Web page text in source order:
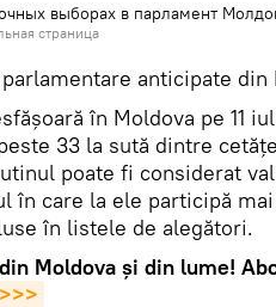
выборах в парламент
страница
anticipate din
în Moldova pe 11
33 la sută dintre
poate fi considerat
în care la ele participă
în listele de alegători.
din Moldova și din lume!